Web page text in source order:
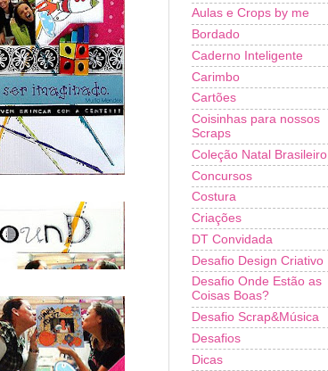
Aulas e Crops by me
Bordado
Caderno Inteligente
Carimbo
Cartões
Coisinhas para nossos
Scraps
Coleção Natal Brasileiro
Concursos
Costura
Criações
DT Convidada
Desafio Design Criativo
Desafio Onde Estão as
Coisas Boas?
Desafio Scrap&Música
Desafios
Dicas